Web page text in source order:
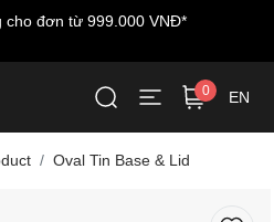
từ 999.000 VNĐ*
0 EN
Oval Tin Base & Lid